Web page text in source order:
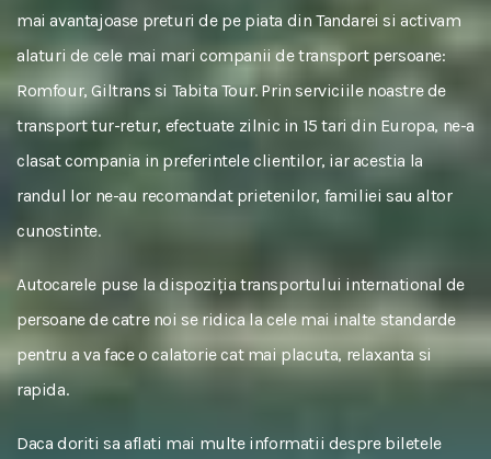
mai avantajoase preturi de pe piata din Tandarei si activam
alaturi de cele mai mari companii de transport persoane:
Romfour, Giltrans si Tabita Tour. Prin serviciile noastre de
transport tur-retur, efectuate zilnic in 15 tari din Europa, ne-a
clasat compania in preferintele clientilor, iar acestia la
randul lor ne-au recomandat prietenilor, familiei sau altor
cunostinte.
Autocarele puse la dispoziția transportului international de
persoane de catre noi se ridica la cele mai inalte standarde
pentru a va face o calatorie cat mai placuta, relaxanta si
rapida.
Daca doriti sa aflati mai multe informatii despre biletele